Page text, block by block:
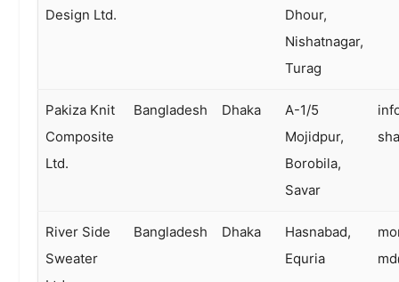
Design Ltd.
Dhour,
Nishatnagar,
Turag
Pakiza Knit
Composite
Ltd.
Bangladesh Dhaka
A-1/5
Mojidpur,
Borobila,
Savar
River Side
Sweater
Bangladesh Dhaka
Hasnabad,
Equria